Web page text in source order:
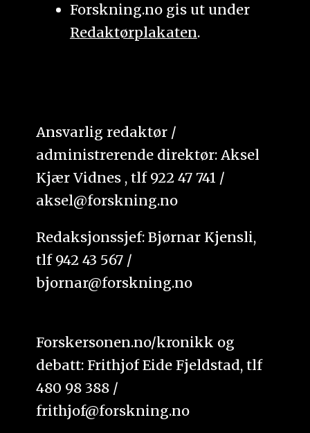
Forskning.no gis ut under
Redaktørplakaten.
Ansvarlig redaktør /
administrerende direktør: Aksel
Kjær Vidnes , tlf 922 47 741 /
aksel@forskning.no
Redaksjonssjef: Bjørnar Kjensli,
tlf 942 43 567 /
bjornar@forskning.no
Forskersonen.no/kronikk og
debatt: Frithjof Eide Fjeldstad, tlf
480 98 388 /
frithjof@forskning.no